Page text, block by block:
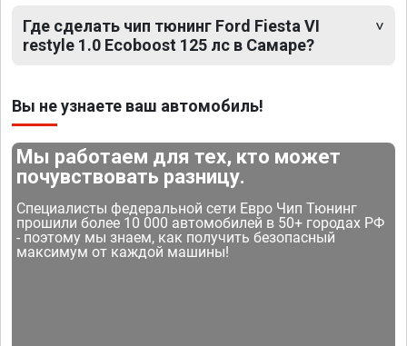
Где сделать чип тюнинг Ford Fiesta VI
restyle 1.0 Ecoboost 125 лс в Самаре?
Вы не узнаете ваш автомобиль!
Мы работаем для тех, кто может
почувствовать разницу.
Специалисты федеральной сети Евро Чип Тюнинг
прошили более 10 000 автомобилей в 50+ городах РФ
- поэтому мы знаем, как получить безопасный
максимум от каждой машины!